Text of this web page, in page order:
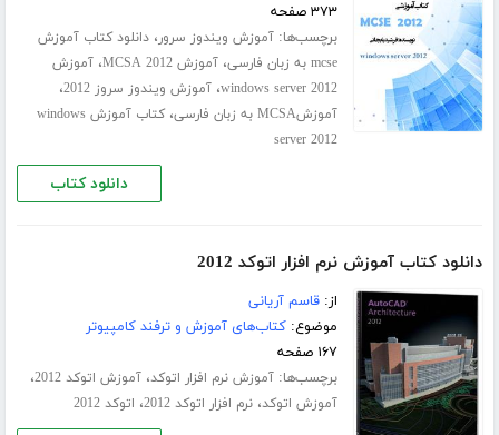
۳۷۳ صفحه
برچسب‌ها:آموزش ویندوز سرور،دانلود کتاب آموزش
mcse به زبان فارسی
،آموزش MCSA 2012 ،آموزش
windows server 2012،آموزش ویندوز سروز 2012 ،
آموزشMCSA به زبان فارسی ،
کتاب آموزش windows
server 2012
دانلود کتاب
دانلود کتاب آموزش نرم افزار اتوکد 2012
از:قاسم آریانی
موضوع:کتاب‌های آموزش و ترفند کامپیوتر
۱۶۷ صفحه
برچسب‌ها:آموزش نرم افزار اتوکد،آموزش اتوکد 2012 ،
آموزش اتوکد،نرم افزار اتوکد 2012 ، اتوکد 2012